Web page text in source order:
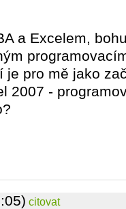
a Excelem,
je pro mě jako
2007 -
citovat